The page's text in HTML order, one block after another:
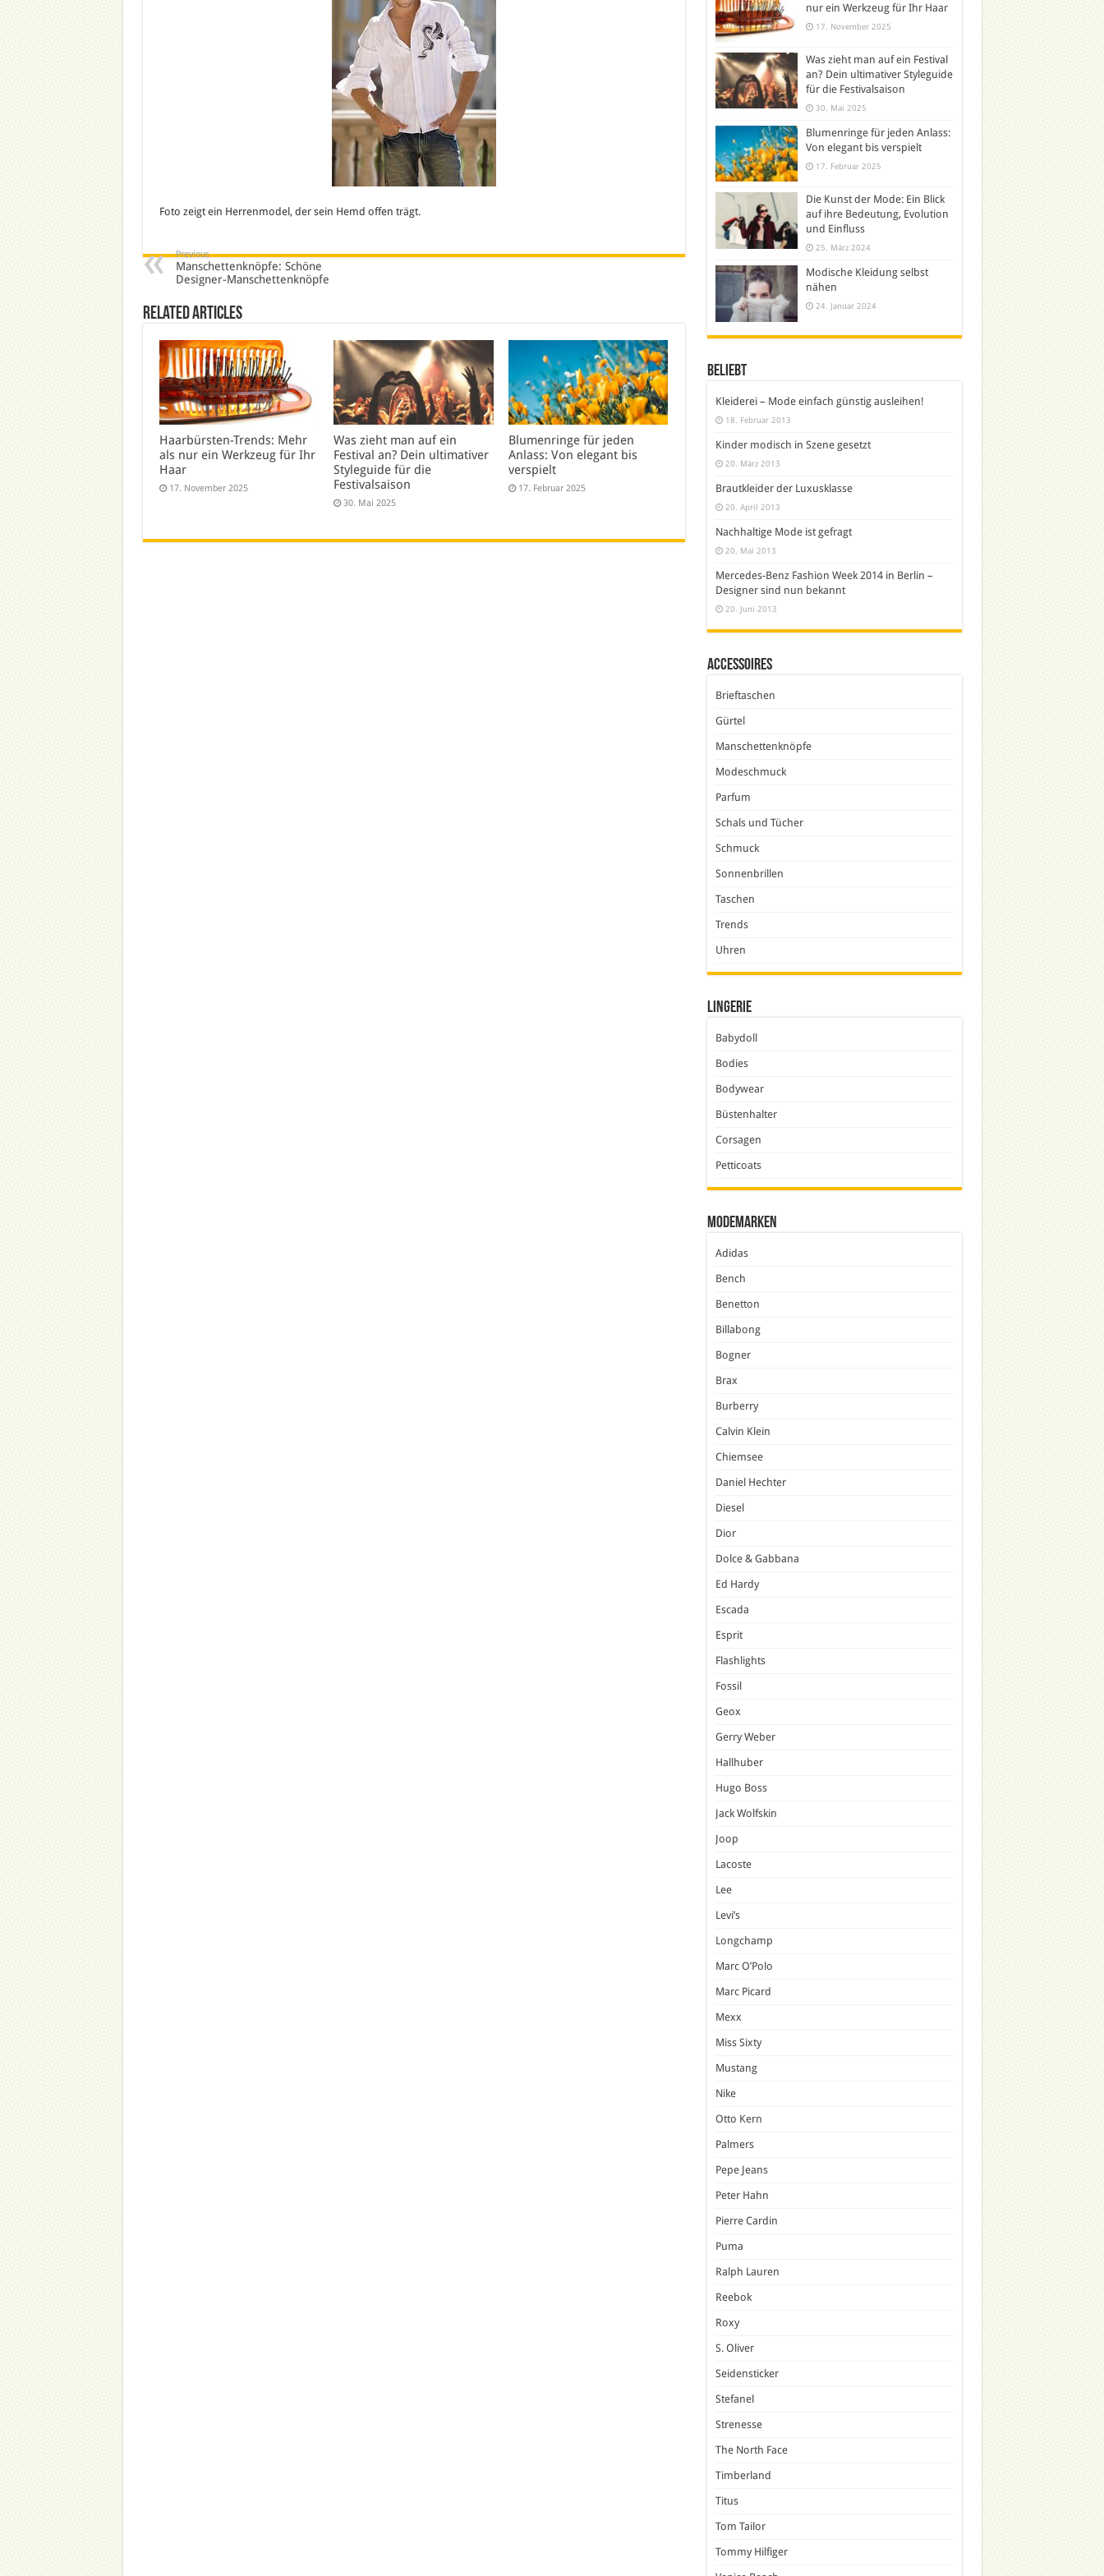
Foto zeigt ein Herrenmodel, der sein Hemd offen trägt.
Previous
Manschettenknöpfe: Schöne
Designer-Manschettenknöpfe
Related Articles
Haarbürsten-Trends: Mehr
als nur ein Werkzeug für Ihr
Haar
17. November 2025
Was zieht man auf ein
Festival an? Dein ultimativer
Styleguide für die
Festivalsaison
30. Mai 2025
Blumenringe für jeden
Anlass: Von elegant bis
verspielt
17. Februar 2025
nur ein Werkzeug für Ihr Haar
17. November 2025
Was zieht man auf ein Festival
an? Dein ultimativer Styleguide
für die Festivalsaison
30. Mai 2025
Blumenringe für jeden Anlass:
Von elegant bis verspielt
17. Februar 2025
Die Kunst der Mode: Ein Blick
auf ihre Bedeutung, Evolution
und Einfluss
25. März 2024
Modische Kleidung selbst
nähen
24. Januar 2024
Beliebt
Kleiderei – Mode einfach günstig ausleihen!
18. Februar 2013
Kinder modisch in Szene gesetzt
20. März 2013
Brautkleider der Luxusklasse
20. April 2013
Nachhaltige Mode ist gefragt
20. Mai 2013
Mercedes-Benz Fashion Week 2014 in Berlin –
Designer sind nun bekannt
20. Juni 2013
Accessoires
Brieftaschen
Gürtel
Manschettenknöpfe
Modeschmuck
Parfum
Schals und Tücher
Schmuck
Sonnenbrillen
Taschen
Trends
Uhren
Lingerie
Babydoll
Bodies
Bodywear
Büstenhalter
Corsagen
Petticoats
Modemarken
Adidas
Bench
Benetton
Billabong
Bogner
Brax
Burberry
Calvin Klein
Chiemsee
Daniel Hechter
Diesel
Dior
Dolce & Gabbana
Ed Hardy
Escada
Esprit
Flashlights
Fossil
Geox
Gerry Weber
Hallhuber
Hugo Boss
Jack Wolfskin
Joop
Lacoste
Lee
Levi’s
Longchamp
Marc O’Polo
Marc Picard
Mexx
Miss Sixty
Mustang
Nike
Otto Kern
Palmers
Pepe Jeans
Peter Hahn
Pierre Cardin
Puma
Ralph Lauren
Reebok
Roxy
S. Oliver
Seidensticker
Stefanel
Strenesse
The North Face
Timberland
Titus
Tom Tailor
Tommy Hilfiger